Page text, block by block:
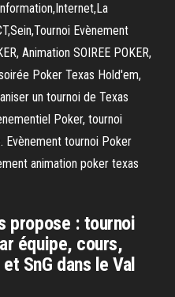
Evènement
Animation SOIREE POKER,
Poker Texas Hold'em,
un tournoi de Texas
Poker, tournoi
tournoi Poker
animation poker texas
propose : tournoi
équipe, cours,
SnG dans le Val